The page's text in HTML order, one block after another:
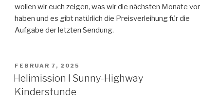
wollen wir euch zeigen, was wir die nächsten Monate vor
haben und es gibt natürlich die Preisverleihung für die
Aufgabe der letzten Sendung.
VERÖFFENTLICHT
AM
FEBRUAR 7, 2025
Helimission I Sunny-Highway
Kinderstunde